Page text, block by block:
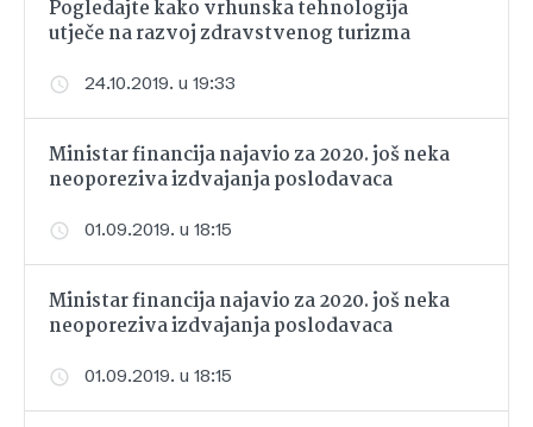
Pogledajte kako vrhunska tehnologija
utječe na razvoj zdravstvenog turizma
24.10.2019. u 19:33
Ministar financija najavio za 2020. još neka
neoporeziva izdvajanja poslodavaca
01.09.2019. u 18:15
Ministar financija najavio za 2020. još neka
neoporeziva izdvajanja poslodavaca
01.09.2019. u 18:15